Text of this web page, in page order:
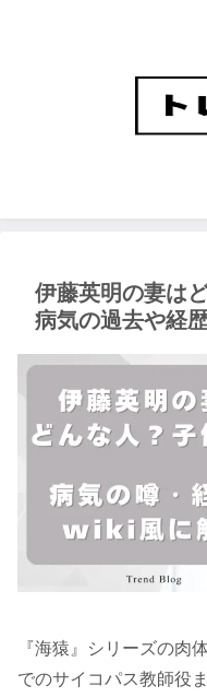
伊藤英明の妻は
病気の過去や経
『海猿』シリーズの肉
でのサイコパス教師役